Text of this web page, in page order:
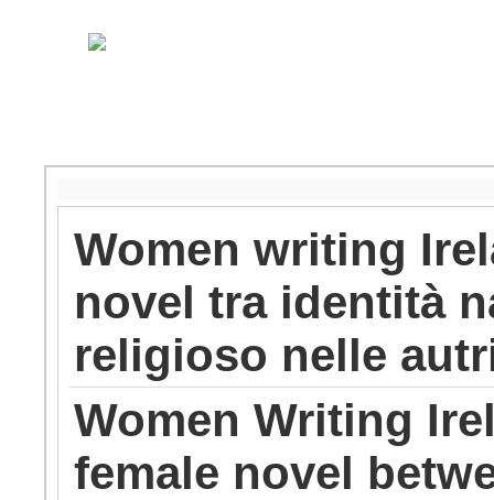
Women writing
novel tra identità
religioso nelle
Women Writing
female novel